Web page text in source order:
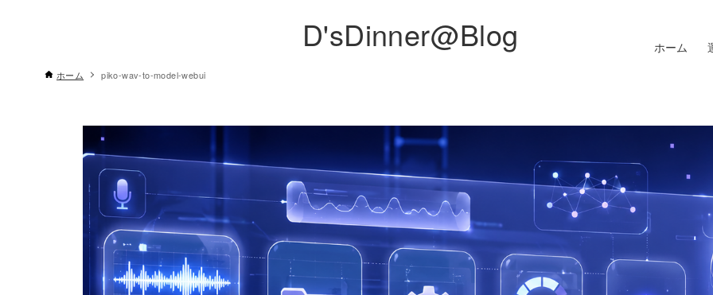
D'sDinner@Blog ホーム
ホーム piko-wav-to-model-webui